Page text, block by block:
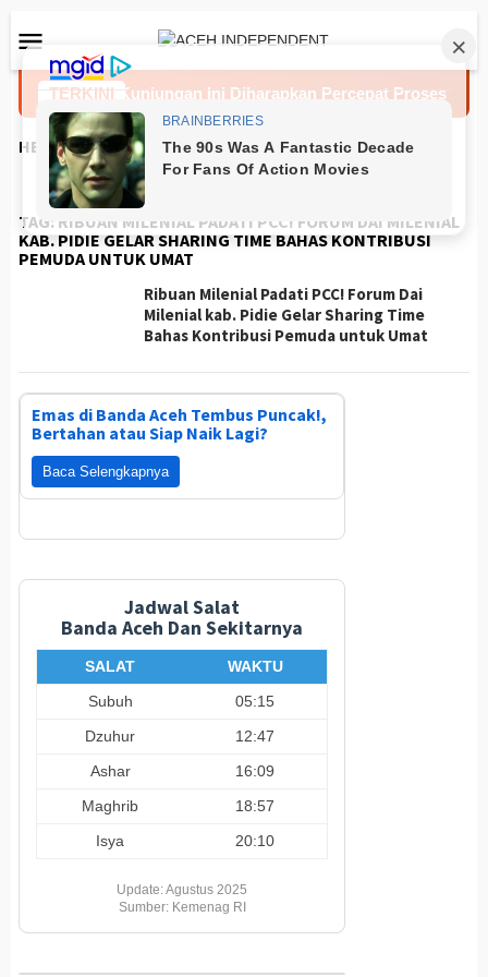
ke
kontenMobile
TERKINIKunjungan Ini Diharapkan Percepat Proses
HEADLINES
TAG: RIBUAN MILENIAL PADATI PCC! FORUM DAI MILENIAL
KAB. PIDIE GELAR SHARING TIME BAHAS KONTRIBUSI
PEMUDA UNTUK UMAT
Ribuan Milenial Padati PCC! Forum Dai
Milenial kab. Pidie Gelar Sharing Time
Bahas Kontribusi Pemuda untuk Umat
Emas di Banda Aceh Tembus Puncak!,
Bertahan atau Siap Naik Lagi?
Baca Selengkapnya
Jadwal Salat
Banda Aceh Dan Sekitarnya
SALAT
WAKTU
Subuh
05:15
Dzuhur
12:47
Ashar
16:09
Maghrib
18:57
Isya
20:10
Update: Agustus 2025
Sumber: Kemenag RI